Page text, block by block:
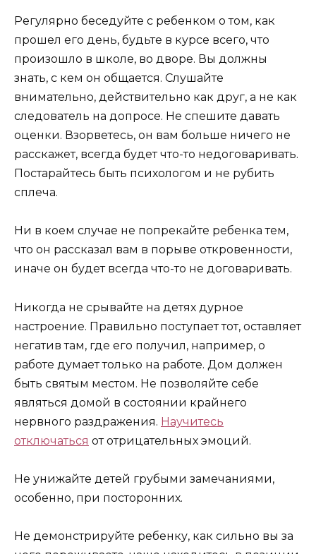
Регулярно беседуйте с ребенком о том, как
прошел его день, будьте в курсе всего, что
произошло в школе, во дворе. Вы должны
знать, с кем он общается. Слушайте
внимательно, действительно как друг, а не как
следователь на допросе. Не спешите давать
оценки. Взорветесь, он вам больше ничего не
расскажет, всегда будет что-то недоговаривать.
Постарайтесь быть психологом и не рубить
сплеча.
Ни в коем случае не попрекайте ребенка тем,
что он рассказал вам в порыве откровенности,
иначе он будет всегда что-то не договаривать.
Никогда не срывайте на детях дурное
настроение. Правильно поступает тот, оставляет
негатив там, где его получил, например, о
работе думает только на работе. Дом должен
быть святым местом. Не позволяйте себе
являться домой в состоянии крайнего
нервного раздражения. Научитесь
отключаться от отрицательных эмоций.
Не унижайте детей грубыми замечаниями,
особенно, при посторонних.
Не демонстрируйте ребенку, как сильно вы за